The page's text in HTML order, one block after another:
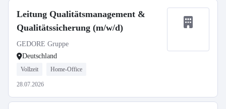
Leitung Qualitätsmanagement &
Qualitätssicherung (m/w/d)
GEDORE Gruppe
Deutschland
Vollzeit Home-Office
28.07.2026